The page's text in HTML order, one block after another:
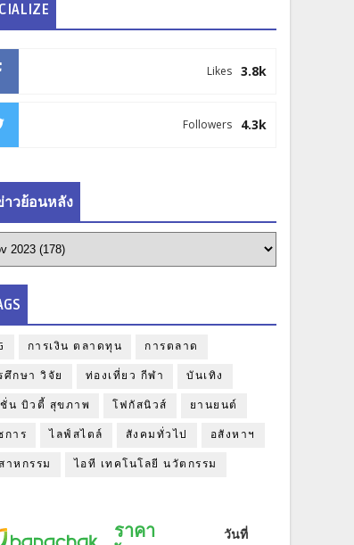
3.8k
Likes
4.3k
Followers
าวย้อนหลัง
การเงิน ตลาดทุน การตลาด
ศึกษา วิจัย ท่องเที่ยว กีฬา บันเทิง
น บิวตี้ สุขภาพ โฟกัสนิวส์ ยานยนต์
การ ไลฟ์สไตล์ สังคมทั่วไป อสังหาฯ
าหกรรม ไอที เทคโนโลยี นวัตกรรม